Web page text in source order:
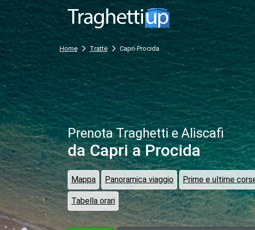
Home Tratte Capri-Procida
Prenota Traghetti e Aliscafi
da Capri a Procida
Mappa Panoramica viaggio Prime e ultime
Tabella orari